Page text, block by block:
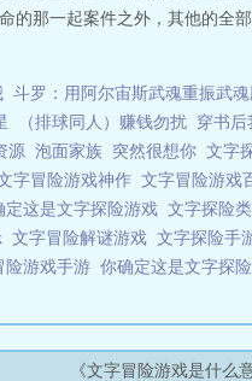
的那一起案件之外，其他的全
斗罗：用阿尔宙斯武魂重振武
（排球同人）赚钱勿扰 穿书后
源 泡面家族 突然很想你 文字
字冒险游戏神作 文字冒险游戏
定这是文字探险游戏 文字探险
文字冒险解谜游戏 文字探险手
险游戏手游 你确定这是文字探
《文字冒险游戏是什么